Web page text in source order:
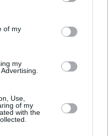
its third-party tags to
purposes in below Google
of my
my
Use,
of my
with the
Σχολιασμένα
20 μελωμένα φαγητά
με τον διευθύνοντα
δείτε την επίσημη